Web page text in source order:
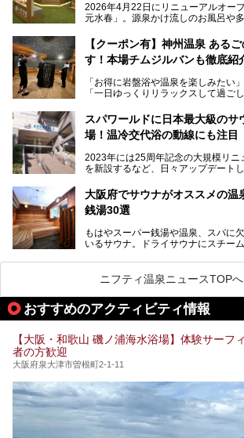
今回はオープン前の内覧会に参加し
サウナー注目の3種のサウナや
高い岩盤浴エリア、日本最大の台数
スマシンなど、見どころ満載の館内
2026年4月22日にリニューアルオー
元水春」。源泉かけ流しのお風呂や
に“一日中くつろげる場所”としてパ
今回のリニューアルでは、新たに登
見どころが盛りだくさん。日常の疲
ろん、休日にゆったり過ごしたい方
本記事では、そんなリニューアル後
紹介します。これから「鶴見緑地湯
い。
【クーポン有】神州温泉 ある
す！本場チムジルバンも徹底紹
「お得に岩盤浴や温泉を楽しみたい」
「一日ゆっくりリラックスして過ご
利用できる「神州温泉 あるごの湯」
あるごの湯は、大阪府豊中市にある
チムジルバン（岩盤浴）を中心に、
タイムまで満喫できる長時間滞在型
る迫力ある熱波パフォーマンスも毎
のう”体験をしっかり楽しめるのもポ
ケやボウリングといった遊び場もあ
で“遊び+癒し”の一日を過ごすのにも
処にいたるまで魅力をたっぷり堪能
スパワールドに日本最大級のサ
場！温冷交代浴の動線にも注目
2023年には25周年記念の大規模リニ
を新設するなど、日々アップデート
そんなスパワールドが2025年11月15
室や日本最大級140人収容の大規模サ
アルオープン！浴室である4F・6Fそ
大規模リニューアルの全容を確認す
オープンイベントに行ってきました
大阪府でサウナがオススメの温
銭湯30選
もはやスーパー銭湯や温泉、スパに
いるサウナ。ドライサウナにスチー
ペース、ロウリュウなど、心ゆくま
が充実した施設も多くみられます。
今回はそんなサウナにこだわった、
泉・銭湯・スパを30件紹介したいと
ニフティ温泉ニュースTOPへ
おすすめのアクティビティ情報
【大阪・和歌山 磯ノ浦海水浴場】体験サーフ
者の方歓迎
大阪府泉大津市曽根町2-1-11